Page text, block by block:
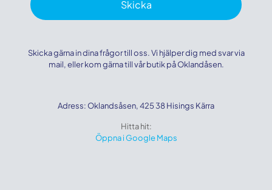
Skicka gärna in dina frågor till oss. Vi hjälper dig med svar via
mail, eller kom gärna till vår butik på Oklandåsen.
Adress: Oklandsåsen, 425 38 Hisings Kärra
Hitta hit:
Öppna i Google Maps